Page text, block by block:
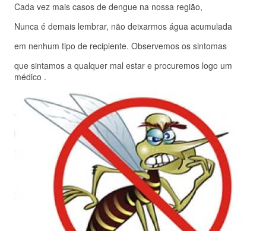
Cada vez mais casos de dengue na nossa região,
Nunca é demais lembrar, não deixarmos água acumulada
em nenhum tipo de recipiente. Observemos os sintomas
que sintamos a qualquer mal estar e procuremos logo um
médico .